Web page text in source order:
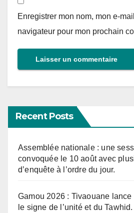
Enregistrer mon nom, mon e-
navigateur pour mon prochain
Recent Posts
Assemblée nationale : une
convoquée le 10 août avec
d’enquête à l’ordre du jour.
Gamou 2026 : Tivaouane
le signe de l’unité et du Tawhid.